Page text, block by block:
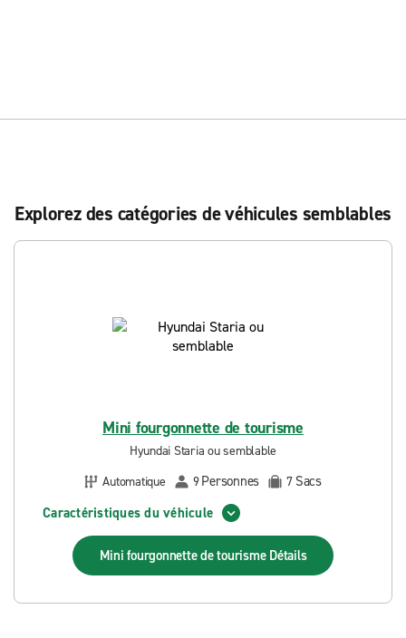
Explorez des catégories de véhicules semblables
Mini fourgonnette de tourisme
Hyundai Staria ou semblable
Automatique
9Personnes 7 Sacs
Caractéristiques du véhicule
Mini fourgonnette de tourisme Détails